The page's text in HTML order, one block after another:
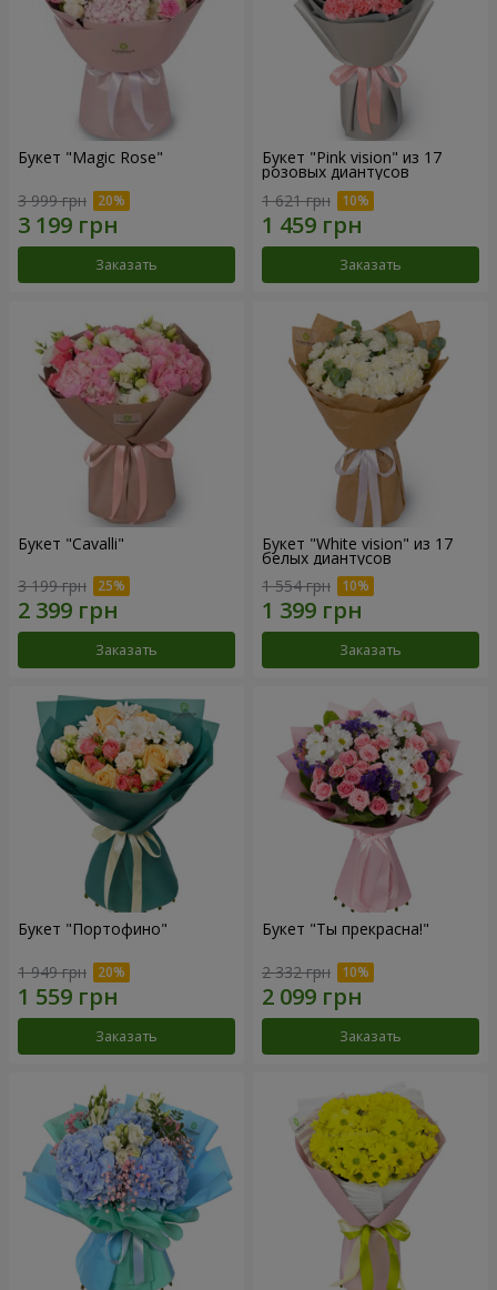
Букет "Magic Rose"
3 999 грн
Заказать
Букет "Pink vision" из 17
розовых диантусов
1 621 грн
Заказать
Букет "Cаvalli"
3 199 грн
Заказать
Букет "White vision" из 17
белых диантусов
1 554 грн
Заказать
Букет "Портофино"
1 949 грн
Заказать
Букет "Ты прекрасна!"
2 332 грн
Заказать